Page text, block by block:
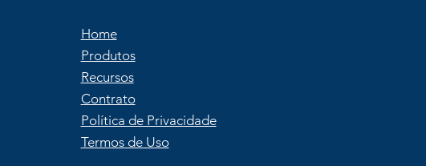
Home
Produtos
Recursos
Contrato
Política de Privacidade
Termos de Uso